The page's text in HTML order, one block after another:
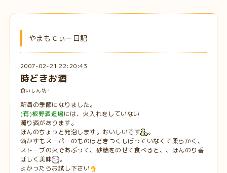
やまもてぃー日記
2007-02-21 22:20:43
時どきお酒
食いしん坊！
新酒の季節になりました。
(有)板野酒造場には、火入れをしていない
濁り酒があります。
ほんのちょっと発泡します。おいしいです
。
酒かすもスーパーのものほどきつくしぼっていなくて柔らかく、
ストーブの火であぶって、砂糖をのせて食べると、、ほんのり香
ばしく美味
。
よかったらお試し下さい